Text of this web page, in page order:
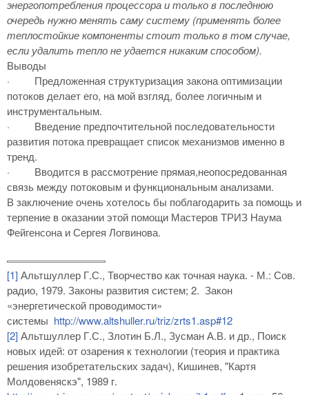
энергопотребления процессора и только в последнюю
очередь нужно менять саму систему (применять более
теплостойкие компоненты стоит только в том случае,
если удалить тепло не удается никаким способом).
Выводы
·
Предложенная структуризация закона оптимизации
потоков делает его, на мой взгляд, более логичным и
инструментальным.
·
Введение предпочтительной последовательности
развития потока превращает список механизмов именно в
тренд.
·
Вводится в рассмотрение прямая,неопосредованная
связь между потоковым и функциональным анализами.
В заключение очень хотелось бы поблагодарить за помощь и
терпение в оказании этой помощи Мастеров ТРИЗ Наума
Фейгенсона и Сергея Логвинова.
[1]Альтшуллер Г.С., Творчество как точная наука. - М.: Сов.
радио, 1979. Законы развития систем; 2. Закон
«энергетической проводимости»
системы http://www.altshuller.ru/triz/zrts1.asp#12
[2]Альтшуллер Г.С., Злотин Б.Л., Зусман А.В. и др., Поиск
новых идей: от озарения к технологии (теория и практика
решения изобретательских задач), Кишинев, "Каpтя
Молдовеняскэ", 1989 г.